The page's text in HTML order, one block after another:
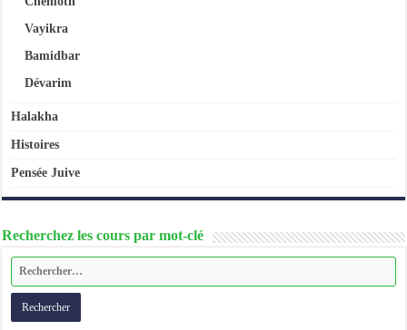
Vayikra
Bamidbar
Dévarim
Halakha
Histoires
Pensée Juive
Recherchez les cours par mot-clé